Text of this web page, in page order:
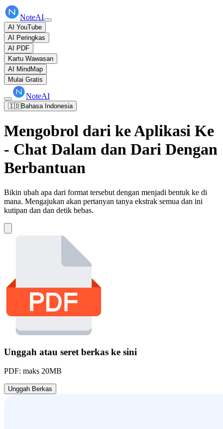
NoteAI
AI YouTube
AI Peringkas
AI PDF
Kartu Wawasan
AI MindMap
Mulai Gratis
NoteAI
🇮🇩Bahasa Indonesia
Mengobrol dari ke Aplikasi Ke
- Chat Dalam dan Dari Dengan
Berbantuan
Bikin ubah apa dari format tersebut dengan menjadi bentuk ke di
mana. Mengajukan akan pertanyan tanya ekstrak semua dan ini
kutipan dan dan detik bebas.
Unggah atau seret berkas ke sini
PDF: maks 20MB
Unggah Berkas